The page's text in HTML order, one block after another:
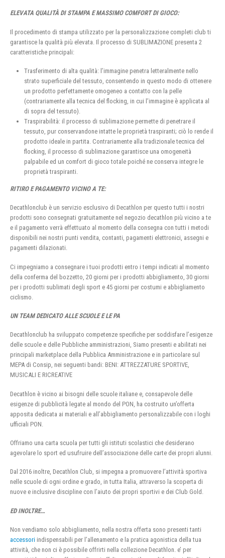
ELEVATA QUALITÀ DI STAMPA E MASSIMO COMFORT DI GIOCO:
Il procedimento di stampa utilizzato per la personalizzazione completi club ti
garantisce la qualità più elevata. Il processo di SUBLIMAZIONE presenta 2
caratteristiche principali:
Trasferimento di alta qualità: l’immagine penetra letteralmente nello
strato superficiale del tessuto, consentendo in questo modo di ottenere
un prodotto perfettamente omogeneo a contatto con la pelle
(contrariamente alla tecnica del flocking, in cui l’immagine è applicata al
di sopra del tessuto).
Traspirabilità: il processo di sublimazione permette di penetrare il
tessuto, pur conservandone intatte le proprietà traspiranti; ciò lo rende il
prodotto ideale in partita. Contrariamente alla tradizionale tecnica del
flocking, il processo di sublimazione garantisce una omogeneità
palpabile ed un comfort di gioco totale poiché ne conserva integre le
proprietà traspiranti.
RITIRO E PAGAMENTO VICINO A TE:
Decathlonclub è un servizio esclusivo di Decathlon per questo tutti i nostri
prodotti sono consegnati gratuitamente nel negozio decathlon più vicino a te
e il pagamento verrà effettuato al momento della consegna con tutti i metodi
disponibili nei nostri punti vendita, contanti, pagamenti elettronici, assegni e
pagamenti dilazionati.
Ci impegniamo a consegnare i tuoi prodotti entro i tempi indicati al momento
della conferma del bozzetto, 20 giorni per i prodotti abbigliamento, 30 giorni
per i prodotti sublimati degli sport e 45 giorni per costumi e abbigliamento
ciclismo.
UN TEAM DEDICATO ALLE SCUOLE E LE PA
Decathlonclub ha sviluppato competenze specifiche per soddisfare l’esigenze
delle scuole e delle Pubbliche amministrazioni, Siamo presenti e abilitati nei
principali marketplace della Pubblica Amministrazione e in particolare sul
MEPA di Consip, nei seguenti bandi: BENI: ATTREZZATURE SPORTIVE,
MUSICALI E RICREATIVE
Decathlon è vicino ai bisogni delle scuole italiane e, consapevole delle
esigenze di pubblicità legate al mondo del PON, ha costruito un’offerta
apposita dedicata ai materiali e all’abbigliamento personalizzabile con i loghi
ufficiali PON.
Offriamo una carta scuola per tutti gli istituti scolastici che desiderano
agevolare lo sport ed usufruire dell’associazione delle carte dei propri alunni.
Dal 2016 inoltre, Decathlon Club, si impegna a promuovere l’attività sportiva
nelle scuole di ogni ordine e grado, in tutta Italia, attraverso la scoperta di
nuove e inclusive discipline con l’aiuto dei propri sportivi e dei Club Gold.
ED INOLTRE…
Non vendiamo solo abbigliamento, nella nostra offerta sono presenti tanti
accessori indispensabili per l’allenamento e la pratica agonistica della tua
attività, che non ci è possibile offrirti nella collezione Decathlon. e’ per